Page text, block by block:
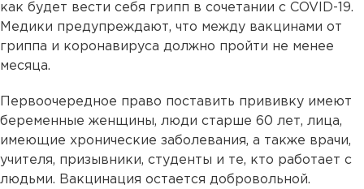
как будет вести себя грипп в сочетании с COVID-19.
Медики предупреждают, что между вакцинами от
гриппа и коронавируса должно пройти не менее
месяца.
Первоочередное право поставить прививку имеют
беременные женщины, люди старше 60 лет, лица,
имеющие хронические заболевания, а также врачи,
учителя, призывники, студенты и те, кто работает с
людьми. Вакцинация остается добровольной.